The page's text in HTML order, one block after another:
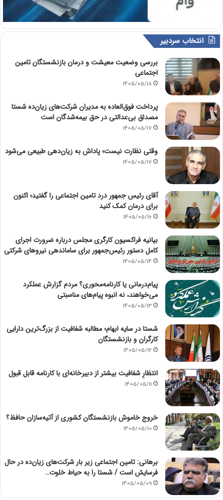
انتخاب سردبیر
بررسی وضعیت معیشت و درمان بازنشستگان تامین
اجتماعی
1405/05/18
پرداخت فوق‌العاده به مدیران شرکت‌های زیان‌ده شستا
مصداق بی‌عدالتی در حق بیمه‌شدگان است
1405/05/17
وقتی نظارت نیست؛ پاداش به زیان‌دهی طبیعی می‌شود
1405/05/17
آقای رئیس جمهور درد تامین اجتماعی را گفتید؛ اکنون
برای درمان کمک کنید
1405/05/16
بیانیه فراکسیون کارگری مجلس درباره ضرورت اجرای
کامل دستور رئیس‌جمهور برای ساماندهی نیروهای شرکتی
1405/05/14
پیام‌درمانی یا کارنامه‌محوری؟ مردم گزارش عملکرد
می‌خواهند، نه انبوه پیام‌های مناسبتی
1405/05/13
شستا در سایه ابهام؛ مطالبه شفافیت از بزرگ‌ترین دارایی
کارگران و بازنشستگان
1405/05/12
انتظارِ شفافیت بیشتر از دبیرخانه‌ای با کارنامه قابل قبول
1405/05/11
خروج خاموش بازنشستگان کشوری از آتیه‌سازان حافظ؟
1405/05/10
برهانی: تامین اجتماعی زیر بار شرکت‌های زیان‌ده در حال
فرسایش است / شستا را به حیاط خلوت…
1405/05/09